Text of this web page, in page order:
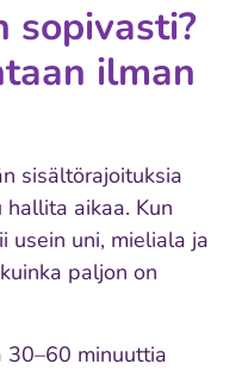
sopivasti?
ilman
sisältörajoituksia
aikaa. Kun
usein uni, mieliala ja
paljon on
30–60 minuuttia